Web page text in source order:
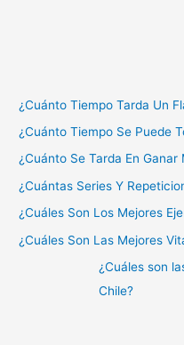
¿Cuánto Tiempo Tarda Un
¿Cuánto Tiempo Se Puede
¿Cuánto Se Tarda En
¿Cuántas Series Y
¿Cuáles Son Los Mejores
¿Cuáles Son Las Mejores
¿Cuáles son
Chile?